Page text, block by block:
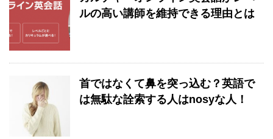
ルの高い講師を維持できる理由とは
首ではなくて鼻を突っ込む？英語で
は無駄な詮索する人はnosyな人！